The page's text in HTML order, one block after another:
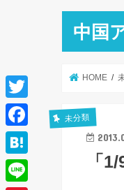
中国
HOME
未分類
「
T
w
i
F
a
c
H
a